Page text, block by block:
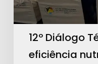
avanços
regulatórios
12º Diálogo
eficiência